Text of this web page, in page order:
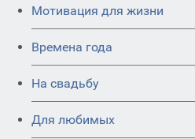
Мотивация для жизни
Времена года
На свадьбу
Для любимых